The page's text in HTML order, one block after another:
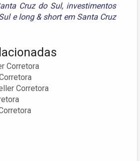
Cruz do Sul, investimentos
elong & short em Santa Cruz
Corretora
Corretora